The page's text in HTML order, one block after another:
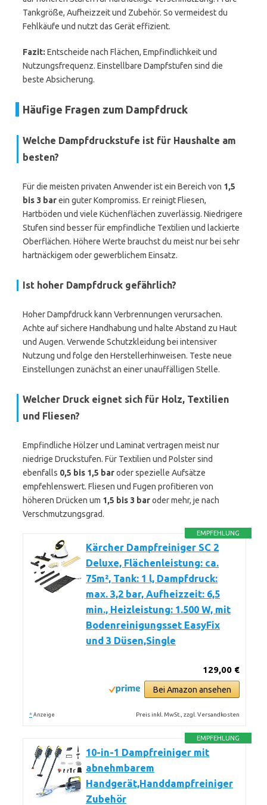
Tankgröße, Aufheizzeit und Zubehör. So vermeidest du
Fehlkäufe und nutzt das Gerät effizient.
Fazit: Entscheide nach Flächen, Empfindlichkeit und
Nutzungsfrequenz. Einstellbare Dampfstufen sind die
beste Absicherung.
Häufige Fragen zum Dampfdruck
Welche Dampfdruckstufe ist für Haushalte am
besten?
Für die meisten privaten Anwender ist ein Bereich von 1,5
bis 3 barein guter Kompromiss. Er reinigt Fliesen,
Hartböden und viele Küchenflächen zuverlässig. Niedrigere
Stufen sind besser für empfindliche Textilien und lackierte
Oberflächen. Höhere Werte brauchst du meist nur bei sehr
hartnäckigem oder gewerblichem Einsatz.
Ist hoher Dampfdruck gefährlich?
Hoher Dampfdruck kann Verbrennungen verursachen.
Achte auf sichere Handhabung und halte Abstand zu Haut
und Augen. Verwende Schutzkleidung bei intensiver
Nutzung und folge den Herstellerhinweisen. Teste neue
Einstellungen zunächst an einer unauffälligen Stelle.
Welcher Druck eignet sich für Holz, Textilien
und Fliesen?
Empfindliche Hölzer und Laminat vertragen meist nur
niedrige Druckstufen. Für Textilien und Polster sind
ebenfalls 0,5 bis 1,5 baroder spezielle Aufsätze
empfehlenswert. Fliesen und Fugen profitieren von
höheren Drücken um 1,5 bis 3 baroder mehr, je nach
Verschmutzungsgrad.
EMPFEHLUNG
Kärcher Dampfreiniger SC 2
Deluxe, Flächenleistung: ca.
75m², Tank: 1 l, Dampfdruck:
max. 3,2 bar, Aufheizzeit: 6,5
min., Heizleistung: 1.500 W, mit
Bodenreinigungsset EasyFix
und 3 Düsen,Single
129,00 €
Bei Amazon ansehen
* Anzeige Preis inkl. MwSt., zzgl. Versandkosten
EMPFEHLUNG
10-in-1 Dampfreiniger mit
abnehmbarem
Handgerät,Handdampfreiniger
Zubehör